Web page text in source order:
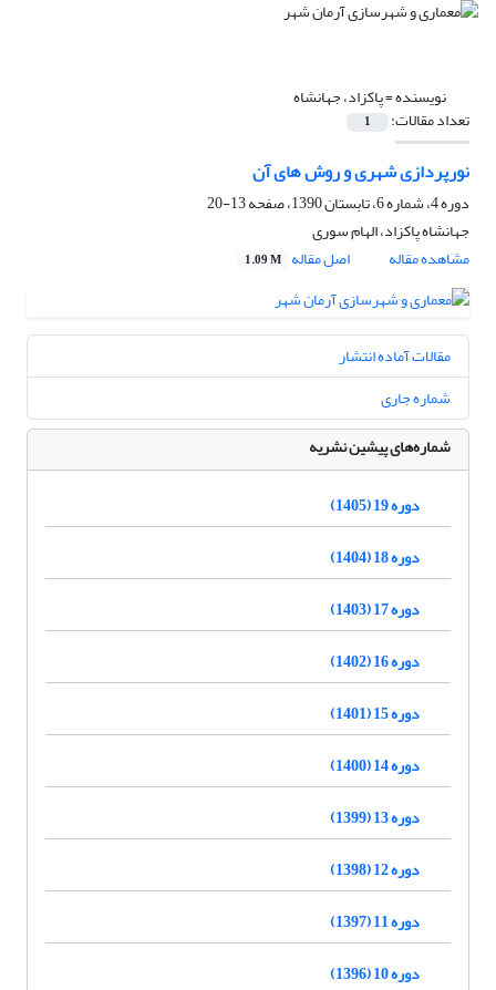
نویسنده =پاکزاد، جهانشاه
تعداد مقالات: 1
نورپردازی شهری و روش های آن
دوره 4، شماره 6، تابستان 1390، صفحه
13-20
جهانشاه پاکزاد، الهام سوری
مشاهده مقاله
اصل مقاله 1.09 M
مقالات آماده انتشار
شماره جاری
شماره‌های پیشین نشریه
دوره 19 (1405)
دوره 18 (1404)
دوره 17 (1403)
دوره 16 (1402)
دوره 15 (1401)
دوره 14 (1400)
دوره 13 (1399)
دوره 12 (1398)
دوره 11 (1397)
دوره 10 (1396)